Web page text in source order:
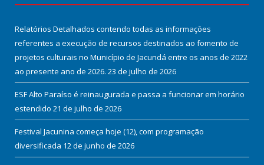
Relatórios Detalhados contendo todas as informações
referentes a execução de recursos destinados ao fomento de
projetos culturais no Município de Jacundá entre os anos de 2022
ao presente ano de 2026. 23 de julho de 2026
ESF Alto Paraíso é reinaugurada e passa a funcionar em horário
estendido 21 de julho de 2026
Festival Jacunina começa hoje (12), com programação
diversificada 12 de junho de 2026